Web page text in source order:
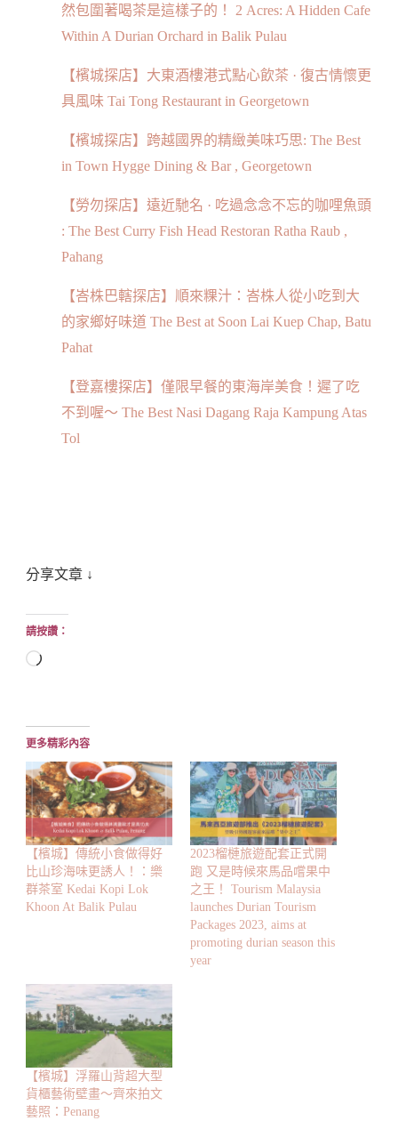
然包圍著喝茶是這樣子的！ 2 Acres: A Hidden Cafe
Within A Durian Orchard in Balik Pulau
【檳城探店】大東酒樓港式點心飲茶 · 復古情懷更
具風味 Tai Tong Restaurant in Georgetown
【檳城探店】跨越國界的精緻美味巧思: The Best
in Town Hygge Dining & Bar , Georgetown
【勞勿探店】遠近馳名 · 吃過念念不忘的咖哩魚頭
: The Best Curry Fish Head Restoran Ratha Raub ,
Pahang
【峇株巴轄探店】順來粿汁：峇株人從小吃到大
的家鄉好味道 The Best at Soon Lai Kuep Chap, Batu
Pahat
【登嘉樓探店】僅限早餐的東海岸美食！遲了吃
不到喔～ The Best Nasi Dagang Raja Kampung Atas
Tol
分享文章 ↓
請按讚：
正
入...
更多精彩內容
【檳城】傳統小食做得好
比山珍海味更誘人！：樂
群茶室 Kedai Kopi Lok
Khoon At Balik Pulau
2023榴槤旅遊配套正式開
跑 又是時候來馬品嚐果中
之王！ Tourism Malaysia
launches Durian Tourism
Packages 2023, aims at
promoting durian season this
year
【檳城】浮羅山背超大型
貨櫃藝術壁畫～齊來拍文
藝照：Penang